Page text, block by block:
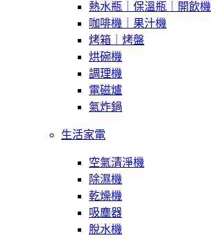
熱水瓶｜保溫瓶｜開飲機
咖啡機｜果汁機
烤箱｜烤盤
烘碗機
調理機
電磁爐
氣炸鍋
生活家電
空氣清淨機
除濕機
乾燥機
吸塵器
脫水機